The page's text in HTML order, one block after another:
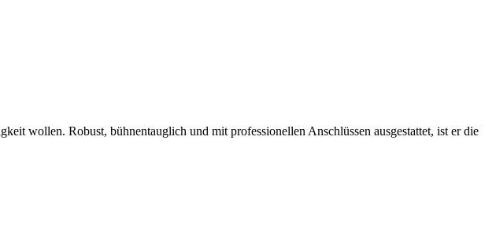
wollen. Robust, bühnentauglich und mit professionellen Anschlüssen ausgestattet, ist er die